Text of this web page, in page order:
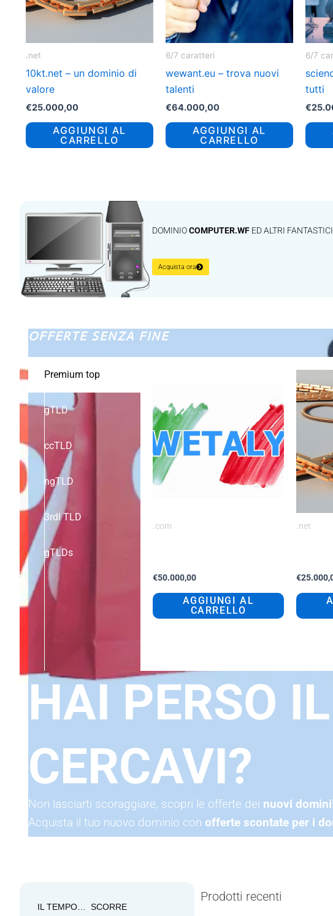
.net
10kt.net – un dominio di
valore
€25.000,00
AGGIUNGI AL
CARRELLO
6/7 caratteri
wewant.eu – trova nuovi
talenti
€64.000,00
AGGIUNGI AL
CARRELLO
6/7
tutti
€
DOMINIOCOMPUTER.WF ED ALTRI
Acquista ora
OFFERTE SENZA FINE
Premium top
gTLD
ccTLD
ngTLD
3rdl TLD
gTLDs
.com
€50.000,00
AGGIUNGI AL
CARRELLO
.net
€
HAI PERSO
CERCAVI?
Non lasciarti scoraggiare, scopri le offerte dei nuovi
Acquista il tuo nuovo dominio con offerte scontate per i
IL TEMPO… SCORRE
Prodotti recenti